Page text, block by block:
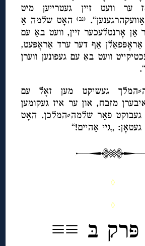
וועט זיין געטרייען מיט
(נב)האָט שלמה אַ
אַן אָרנטלעכער זיין, וועט באַ עם
אַראָפּפאַלן אַף דער ערד אַראָפּעט,
וועט באַ עם געפונען ווערן
געשיקט מען זאָל עם
מזבח, און ער איז געקומען
געבוקט פאַר שלמה⸗המלכן. האָט
„גיי אַהיים!“
◊
◊
בּ ≡≡